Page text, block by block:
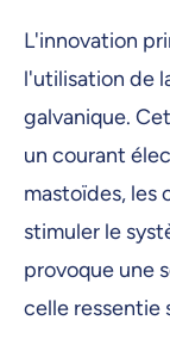
L'innovation
l'utilisation de
galvanique.
un courant
mastoïdes, les
stimuler le
provoque une
celle ressentie